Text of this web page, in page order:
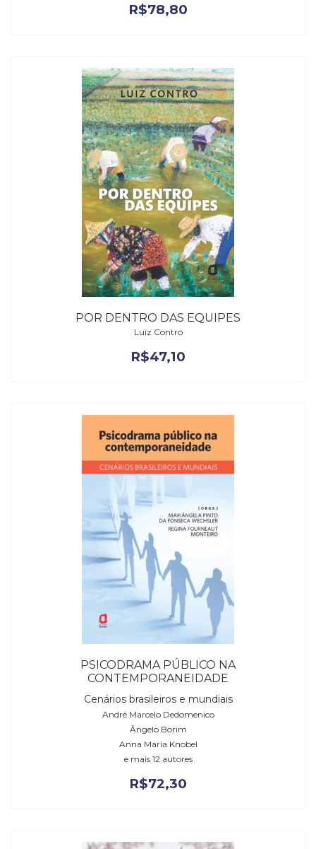
R$78,80
POR DENTRO DAS EQUIPES
Luiz Contro
R$47,10
PSICODRAMA PÚBLICO NA
CONTEMPORANEIDADE
Cenários brasileiros e mundiais
André Marcelo Dedomenico
Ângelo Borim
Anna Maria Knobel
e mais 12 autores
R$72,30